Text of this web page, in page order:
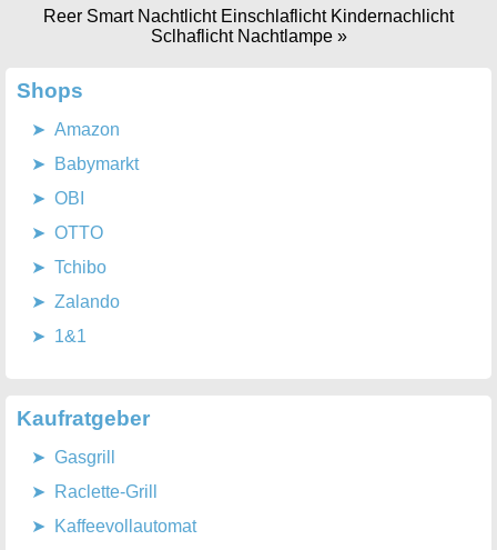
Reer Smart Nachtlicht Einschlaflicht Kindernachlicht
Sclhaflicht Nachtlampe»
Shops
Amazon
Babymarkt
OBI
OTTO
Tchibo
Zalando
1&1
Kaufratgeber
Gasgrill
Raclette-Grill
Kaffeevollautomat